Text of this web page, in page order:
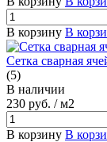
В корзину В
Сетка сварная
(5)
В наличии
230 руб. / м2
В корзину В